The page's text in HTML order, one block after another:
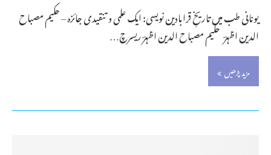
یونانی طب میں تاریخِ قرابادین نویسی: ایک علمی و تنقیدی جائزہ – حکیم مصباح
الدین اظہرؔ حکیم مصباح الدین اظہرؔ ریسرچ…
مزید پڑھیں